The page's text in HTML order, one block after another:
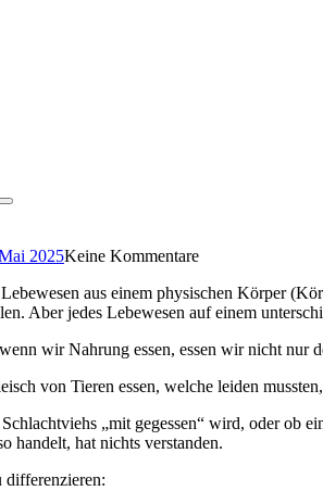
Suche
2025Keine Kommentare
aus einem physischen Körper
Aber jedes Lebewesen auf einem
wir Nahrung essen, essen wir nicht
von Tieren essen, welche leiden
„mit gegessen“ wird, oder ob
handelt, hat nichts verstanden.
differenzieren: